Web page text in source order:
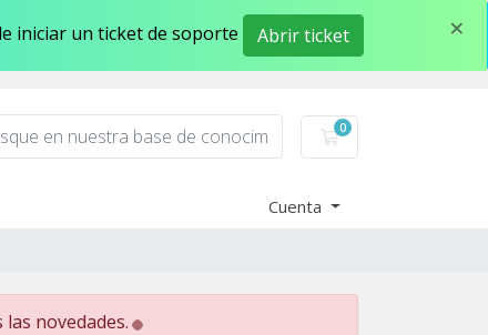
iniciar un ticket de soporte Abrir ticket ×
0
Carro de Pedidos
Cuenta
novedades.